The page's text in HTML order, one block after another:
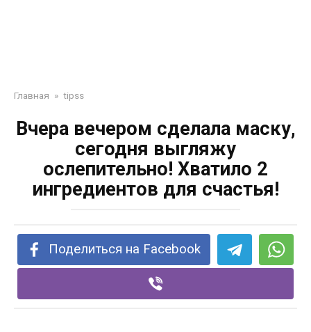
Главная » tipss
Вчера вечером сделала маску,
сегодня выгляжу
ослепительно! Хватило 2
ингредиентов для счастья!
Поделиться на Facebook